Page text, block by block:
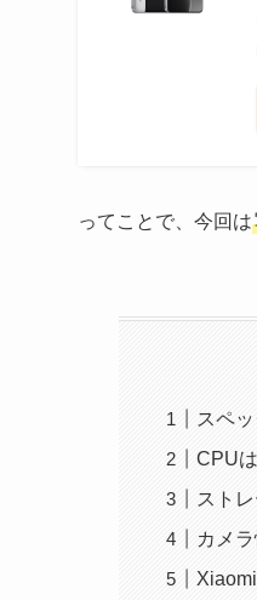
ってことで、今回は
スペ
CPU
スト
カメ